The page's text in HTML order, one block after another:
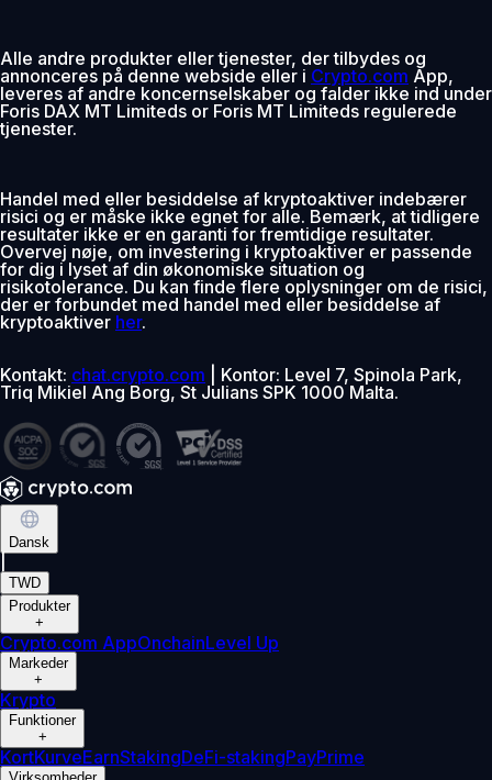
Alle andre produkter eller tjenester, der tilbydes og
annonceres på denne webside eller i Crypto.com App,
leveres af andre koncernselskaber og falder ikke ind under
Foris DAX MT Limiteds or Foris MT Limiteds regulerede
tjenester.
Handel med eller besiddelse af kryptoaktiver indebærer
risici og er måske ikke egnet for alle. Bemærk, at tidligere
resultater ikke er en garanti for fremtidige resultater.
Overvej nøje, om investering i kryptoaktiver er passende
for dig i lyset af din økonomiske situation og
risikotolerance. Du kan finde flere oplysninger om de risici,
der er forbundet med handel med eller besiddelse af
kryptoaktiver her.
Kontakt: chat.crypto.com | Kontor: Level 7, Spinola Park,
Triq Mikiel Ang Borg, St Julians SPK 1000 Malta.
Dansk
TWD
Produkter
+
Crypto.com AppOnchainLevel Up
Markeder
+
Krypto
Funktioner
+
KortKurveEarnStakingDeFi-stakingPayPrime